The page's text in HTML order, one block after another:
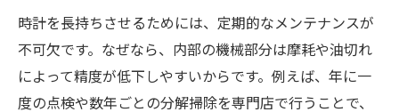
時計を長持ちさせるためには、定期的なメンテナンスが
不可欠です。なぜなら、内部の機械部分は摩耗や油切れ
によって精度が低下しやすいからです。例えば、年に一
度の点検や数年ごとの分解掃除を専門店で行うことで、